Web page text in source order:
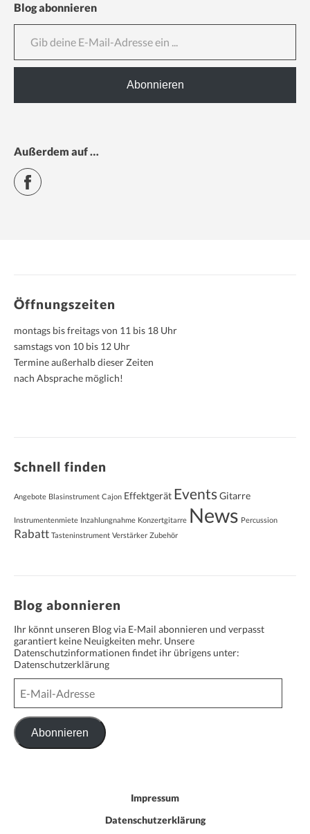
Blog abonnieren
Gib deine E-Mail-Adresse ein ...
Abonnieren
Außerdem auf …
Facebook
Öffnungszeiten
montags bis freitags von 11 bis 18 Uhr
samstags von 10 bis 12 Uhr
Termine außerhalb dieser Zeiten
nach Absprache möglich!
Schnell finden
Angebote Blasinstrument Cajon Effektgerät EventsGitarre
Instrumentenmiete Inzahlungnahme Konzertgitarre News Percussion
Rabatt Tasteninstrument Verstärker Zubehör
Blog abonnieren
Ihr könnt unseren Blog via E-Mail abonnieren und verpasst
garantiert keine Neuigkeiten mehr. Unsere
Datenschutzinformationen findet ihr übrigens unter:
Datenschutzerklärung
Mail-
Adresse
Abonnieren
Impressum
Datenschutzerklärung